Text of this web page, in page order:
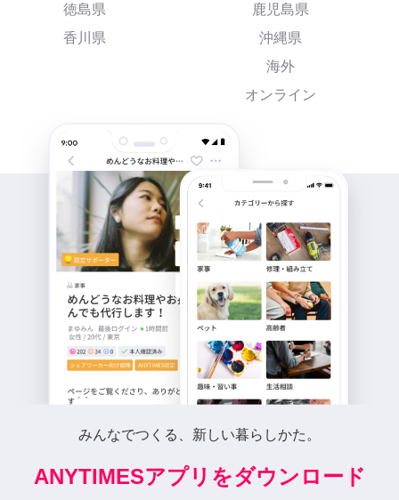
徳島県
香川県
鹿児島県
沖縄県
海外
オンライン
みんなでつくる、新しい暮らしかた。
ANYTIMESアプリをダウンロード